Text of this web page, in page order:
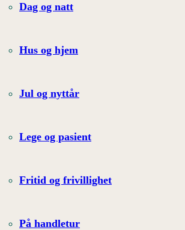
Dag og natt
Hus og hjem
Jul og nyttår
Lege og pasient
Fritid og frivillighet
På handletur